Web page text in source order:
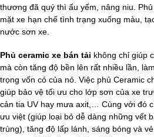
thương đã quý thì ấu yếm, nâng niu.
mặt xe hạn chế tình trạng xuống màu,
nước sơn xe.
Phủ ceramic xe bán tải không chỉ giúp
mà còn tăng độ bền lên rất nhiều lần,
trọng vốn có của nó. Việc phủ Ceramic
giúp bảo vệ tối ưu cho lớp sơn của xe
cản tia UV hay mưa axit,… Cùng với đó
ưu việt (giúp loại bỏ dễ dàng những vết
trùng), tăng độ lấp lánh, sáng bóng và